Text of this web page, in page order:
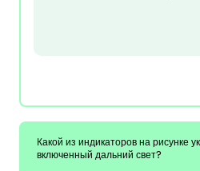
Какой из индикаторов на рисунке
включенный дальний свет?